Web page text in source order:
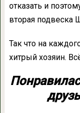
отказать и
вторая подвеска
Так что на
хитрый хозяин.